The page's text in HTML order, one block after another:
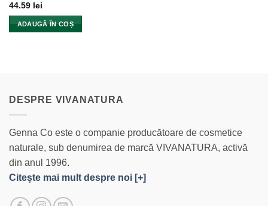
44.59 lei
ADAUGĂ ÎN COȘ
DESPRE VIVANATURA
Genna Co este o companie producătoare de cosmetice
naturale, sub denumirea de marcă VIVANATURA, activă
din anul 1996.
Citeşte mai mult despre noi [+]